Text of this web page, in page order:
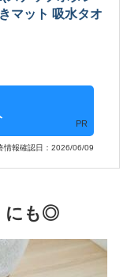
マット 吸水タオ
PR
情報確認日：2026/06/09
にも◎